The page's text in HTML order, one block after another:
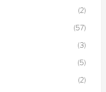
(2)
(57)
(3)
(5)
(2)